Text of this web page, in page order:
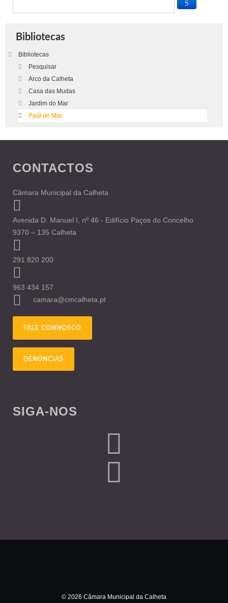
Bibliotecas
Bibliotecas
Pesquisar
Arco da Calheta
Casa das Mudas
Jardim do Mar
Paúl do Mar
CONTACTOS
Câmara Municipal da Calheta
Avenida D. Manuel I, nº 46 - Edifício Paços do Concelho
9370 – 135 Calheta
291 820 200
963 434 157
camara@cmcalheta.pt
FALE CONNOSCO
DENÚNCIAS
SIGA-NOS
© 2026 Câmara Municipal da Calheta